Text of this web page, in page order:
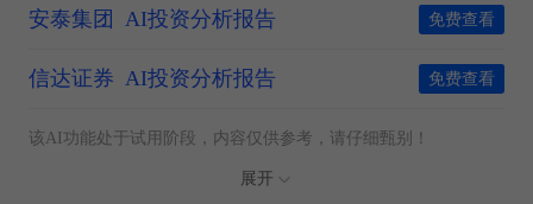
安泰集团 AI投资分析报告 免费查看
信达证券 AI投资分析报告 免费查看
该AI功能处于试用阶段，内容仅供参考，请仔细甄别！
展开